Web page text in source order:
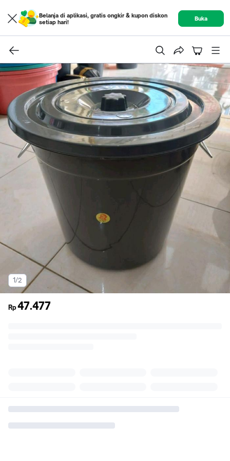
Belanja di aplikasi, gratis ongkir & kupon diskon
setiap hari!
Buka
1/2
Rp47.477